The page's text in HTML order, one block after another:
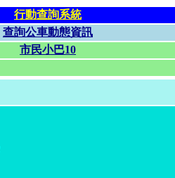
行動查詢系統
查詢公車動態資訊
市民小巴10